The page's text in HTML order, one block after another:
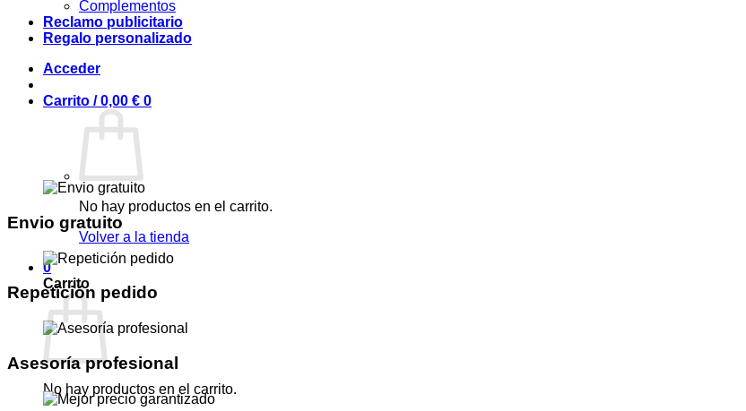
Complementos
Reclamo publicitario
Regalo personalizado
Acceder
Carrito /0,00 € 0
No hay productos en el carrito.
Volver a la tienda
0
Carrito
No hay productos en el carrito.
NUEVO
Envio gratuito
Repetición pedido
Asesoría profesional